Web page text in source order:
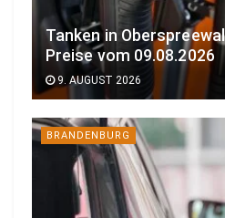
Tanken in
Preise vom 09.08.2026
9. AUGUST 2026
BRANDENBURG